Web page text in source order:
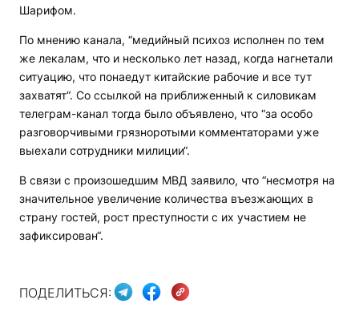
Шарифом.
По мнению канала, “медийный психоз исполнен по тем
же лекалам, что и несколько лет назад, когда нагнетали
ситуацию, что понаедут китайские рабочие и все тут
захватят“. Со ссылкой на приближенный к силовикам
телеграм-канал тогда было объявлено, что “за особо
разговорчивыми грязноротыми комментаторами уже
выехали сотрудники милиции“.
В связи с произошедшим МВД заявило, что “несмотря на
значительное увеличение количества въезжающих в
страну гостей, рост преступности с их участием не
зафиксирован“.
ПОДЕЛИТЬСЯ: